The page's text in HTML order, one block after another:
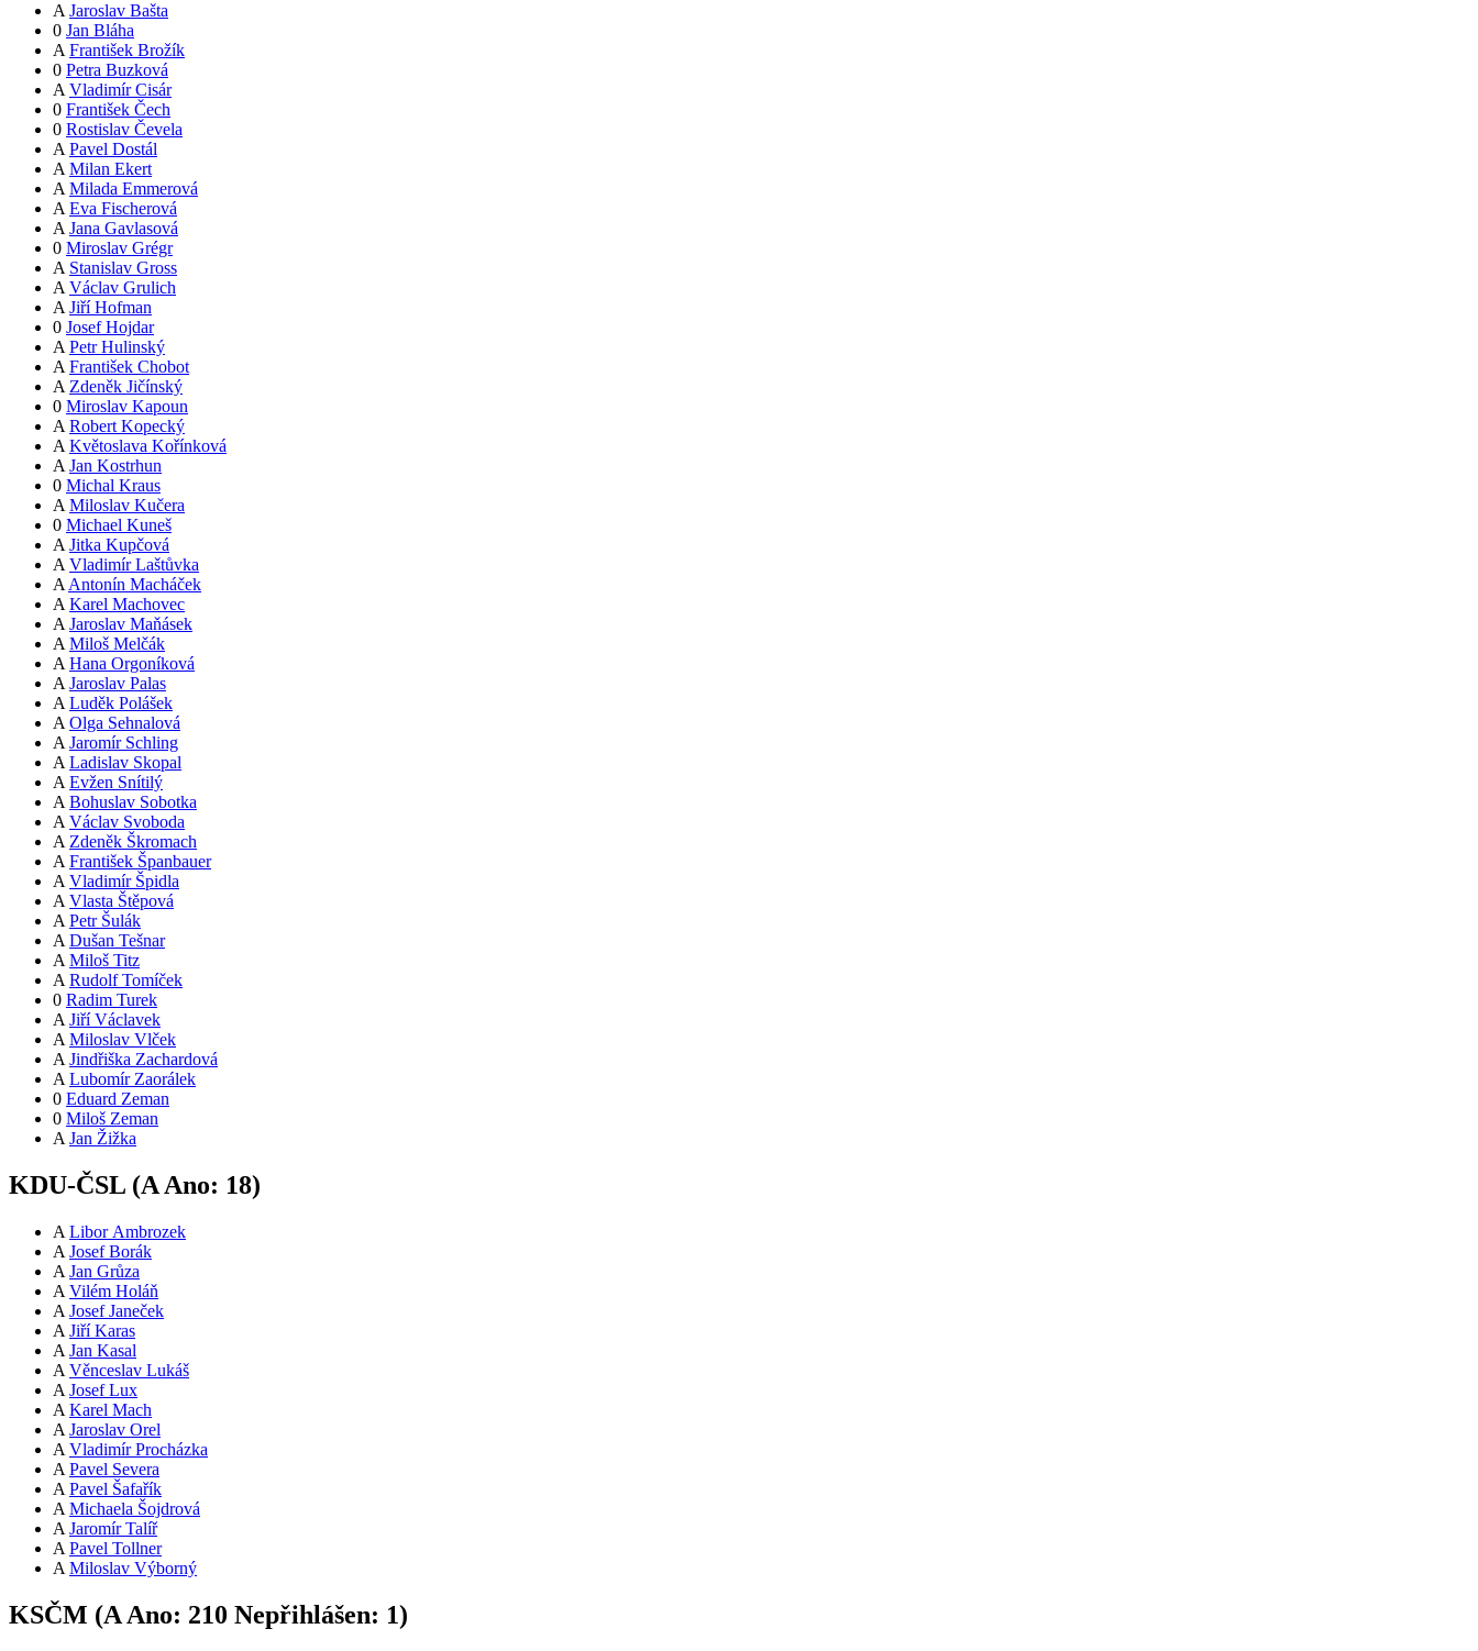
A Jaroslav Bašta
0 Jan Bláha
A František Brožík
0 Petra Buzková
A Vladimír Cisár
0 František Čech
0 Rostislav Čevela
A Pavel Dostál
A Milan Ekert
A Milada Emmerová
A Eva Fischerová
A Jana Gavlasová
0 Miroslav Grégr
A Stanislav Gross
A Václav Grulich
A Jiří Hofman
0 Josef Hojdar
A Petr Hulinský
A František Chobot
A Zdeněk Jičínský
0 Miroslav Kapoun
A Robert Kopecký
A Květoslava Kořínková
A Jan Kostrhun
0 Michal Kraus
A Miloslav Kučera
0 Michael Kuneš
A Jitka Kupčová
A Vladimír Laštůvka
A Antonín Macháček
A Karel Machovec
A Jaroslav Maňásek
A Miloš Melčák
A Hana Orgoníková
A Jaroslav Palas
A Luděk Polášek
A Olga Sehnalová
A Jaromír Schling
A Ladislav Skopal
A Evžen Snítilý
A Bohuslav Sobotka
A Václav Svoboda
A Zdeněk Škromach
A František Španbauer
A Vladimír Špidla
A Vlasta Štěpová
A Petr Šulák
A Dušan Tešnar
A Miloš Titz
A Rudolf Tomíček
0 Radim Turek
A Jiří Václavek
A Miloslav Vlček
A Jindřiška Zachardová
A Lubomír Zaorálek
0 Eduard Zeman
0 Miloš Zeman
A Jan Žižka
KDU-ČSL (AAno: 18)
A Libor Ambrozek
A Josef Borák
A Jan Grůza
A Vilém Holáň
A Josef Janeček
A Jiří Karas
A Jan Kasal
A Věnceslav Lukáš
A Josef Lux
A Karel Mach
A Jaroslav Orel
A Vladimír Procházka
A Pavel Severa
A Pavel Šafařík
A Michaela Šojdrová
A Jaromír Talíř
A Pavel Tollner
A Miloslav Výborný
KSČM (A Ano: 210 Nepřihlášen: 1)